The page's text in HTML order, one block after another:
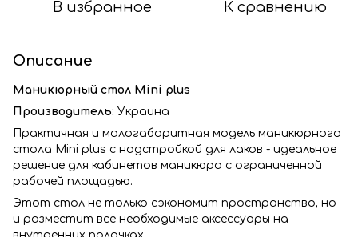
В избранное К сравнению
Описание
Маникюрный стол Mini plus
Производитель: Украина
Практичная и малогабаритная модель маникюрного
стола Mini plus с надстройкой для лаков - идеальное
решение для кабинетов маникюра с ограниченной
рабочей площадью.
Этот стол не только сэкономит пространство, но
и разместит все необходимые аксессуары на